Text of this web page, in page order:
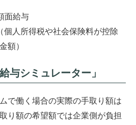
面給与
人所得税や社会保険料が控除
額）
与シミュレーター」
で働く場合の実際の手取り額は
り額の希望額では企業側が負担